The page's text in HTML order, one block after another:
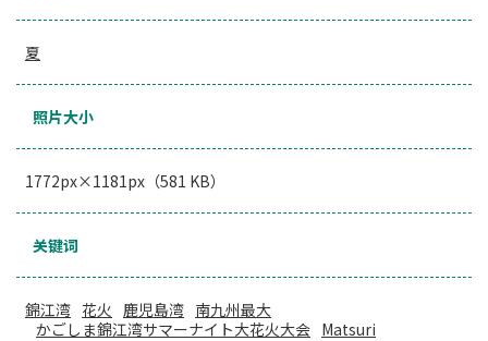
夏
照片大小
1772px×1181px（581 KB）
关键词
錦江湾 花火 鹿児島湾 南九州最大
かごしま錦江湾サマーナイト大花火大会 Matsuri